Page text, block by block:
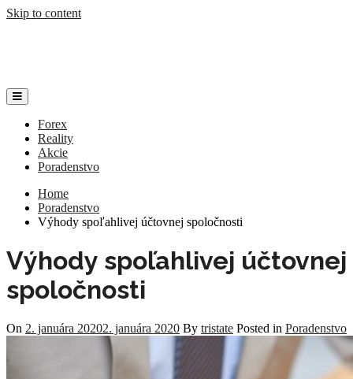
Skip to content
Forex
Reality
Akcie
Poradenstvo
Home
Poradenstvo
Výhody spoľahlivej účtovnej spoločnosti
Výhody spoľahlivej účtovnej
spoločnosti
On 2. januára 20202. januára 2020 By tristate Posted in Poradenstvo